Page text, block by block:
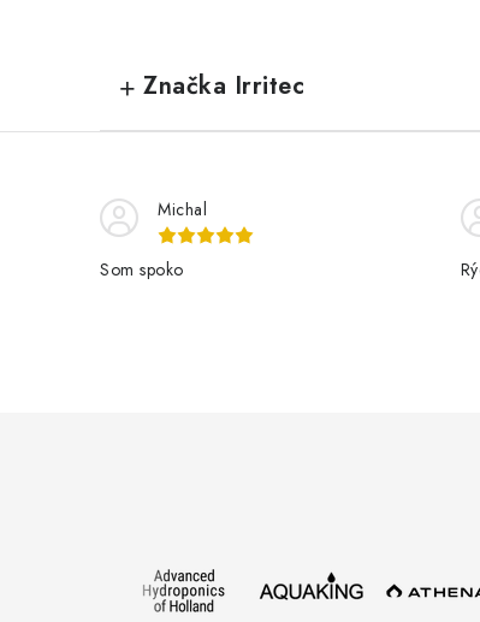
Značka Irritec
Michal
Som spoko